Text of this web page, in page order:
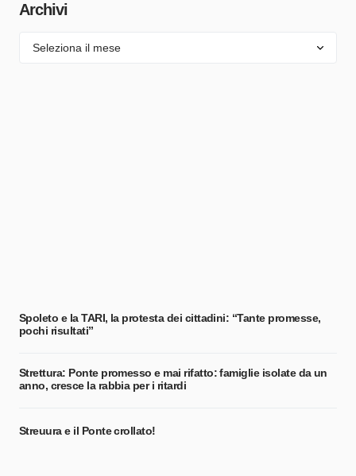
Archivi
Spoleto e la TARI, la protesta dei cittadini: “Tante promesse,
pochi risultati”
Strettura: Ponte promesso e mai rifatto: famiglie isolate da un
anno, cresce la rabbia per i ritardi
Streuura e il Ponte crollato!